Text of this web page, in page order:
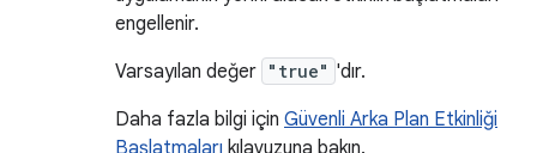
engellenir.
Varsayılan değer "true" 'dır.
Daha fazla bilgi için Güvenli Arka Plan Etkinliği
Başlatmaları kılavuzuna bakın.